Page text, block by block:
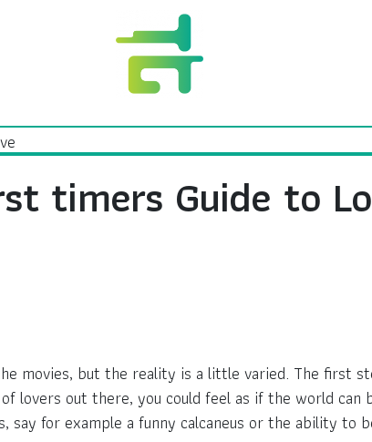
timers Guide to
movies, but the reality is a little varied. The first
lovers out there, you could feel as if the world can
say for example a funny calcaneus or the ability to